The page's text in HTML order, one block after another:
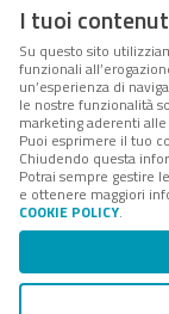
Forumpa.itè
presso
Reg. n. 182 del
FPA
Coordinamento
è un'azienda
Codice Fiscale/
I tuoi
Su questo sito
funzionali
un’esperienza di
le nostre funzionalità
marketing aderenti
Puoi esprimere il tuo
Chiudendo questa
Potrai sempre gestire
e ottenere maggiori
COOKIE POLICY.